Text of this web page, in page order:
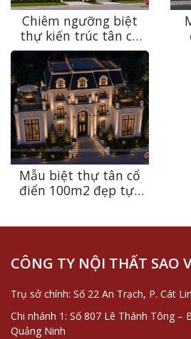
Chiêm ngưỡng biệt
thự kiến trúc tân cổ
điển sang trọng, bền
vững theo thời gian
tại Ninh Bình
Mẫu biệt thự tân cổ
điển 100m2 đẹp tựa
CÔNG TY NỘI THẤT SAO
Trụ sở chính: Số 22 An Trạch, P. Cát
Chi nhánh 1: Số 807 Lê Thánh Tông –
Quảng Ninh